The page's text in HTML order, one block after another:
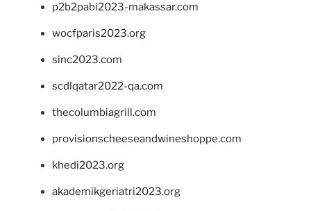
p2b2pabi2023-makassar.com
wocfparis2023.org
sinc2023.com
scdlqatar2022-qa.com
thecolumbiagrill.com
provisionscheeseandwineshoppe.com
khedi2023.org
akademikgeriatri2023.org